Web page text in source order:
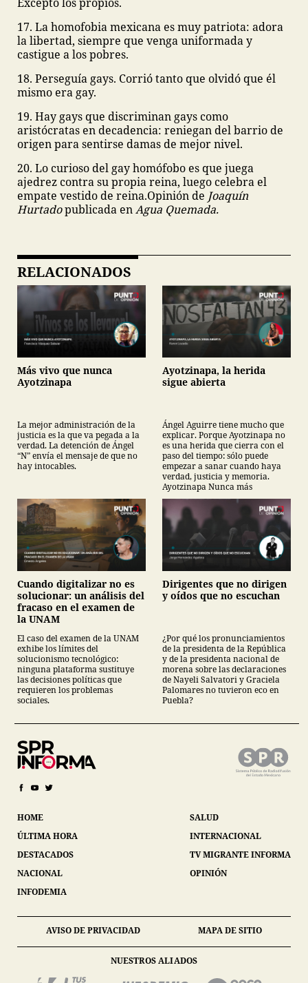
17. La homofobia mexicana es muy patriota: adora
la libertad, siempre que venga uniformada y
castigue a los pobres.
18. Perseguía gays. Corrió tanto que olvidó que él
mismo era gay.
19. Hay gays que discriminan gays como
aristócratas en decadencia: reniegan del barrio de
origen para sentirse damas de mejor nivel.
20. Lo curioso del gay homófobo es que juega
ajedrez contra su propia reina, luego celebra el
empate vestido de reina.Opinión de Joaquín
Hurtadopublicada enAgua Quemada.
RELACIONADOS
Más vivo que nunca
Ayotzinapa
La mejor administración de la
justicia es la que va pegada a la
verdad. La detención de Ángel
“N” envía el mensaje de que no
hay intocables.
Ayotzinapa, la herida
sigue abierta
Ángel Aguirre tiene mucho que
explicar. Porque Ayotzinapa no
es una herida que cierra con el
paso del tiempo: sólo puede
empezar a sanar cuando haya
verdad, justicia y memoria.
Ayotzinapa Nunca más
Cuando digitalizar no es
solucionar: un análisis del
fracaso en el examen de
la UNAM
El caso del examen de la UNAM
exhibe los límites del
solucionismo tecnológico:
ninguna plataforma sustituye
las decisiones políticas que
requieren los problemas
sociales.
Dirigentes que no dirigen
y oídos que no escuchan
¿Por qué los pronunciamientos
de la presidenta de la República
y de la presidenta nacional de
morena sobre las declaraciones
de Nayeli Salvatori y Graciela
Palomares no tuvieron eco en
Puebla?
HOME
ÚLTIMA HORA
DESTACADOS
NACIONAL
INFODEMIA
SALUD
INTERNACIONAL
TV MIGRANTE INFORMA
OPINIÓN
AVISO DE PRIVACIDAD MAPA DE SITIO
NUESTROS ALIADOS